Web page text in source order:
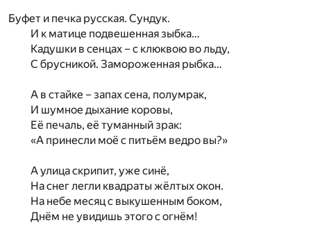
Буфет и печка русская. Сундук.
И к матице подвешенная зыбка…
Кадушки в сенцах – с клюквою во льду,
С брусникой. Замороженная рыбка…
А в стайке – запах сена, полумрак,
И шумное дыхание коровы,
Её печаль, её туманный зрак:
«А принесли моё с питьём ведро вы?»
А улица скрипит, уже синё,
На снег легли квадраты жёлтых окон.
На небе месяц с выкушенным боком,
Днём не увидишь этого с огнём!